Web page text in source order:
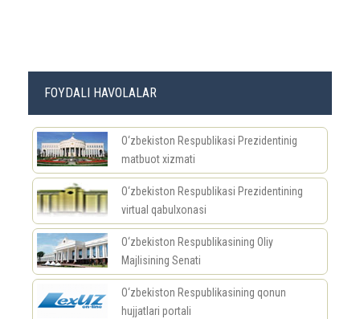
FOYDALI HAVOLALAR
O‘zbekiston Respublikasi Prezidentinig
matbuot xizmati
O‘zbekiston Respublikasi Prezidentining
virtual qabulxonasi
O‘zbekiston Respublikasining Oliy
Majlisining Senati
O‘zbekiston Respublikasining qonun
hujjatlari portali